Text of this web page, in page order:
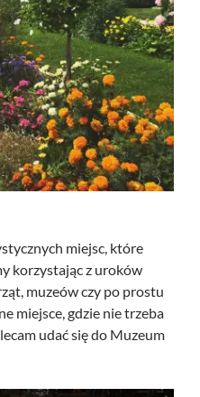
miejsc, które
korzystając z uroków
muzeów czy po prostu
miejsce, gdzie nie trzeba
udać się do Muzeum